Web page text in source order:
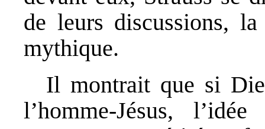
de leurs discussions,
mythique.
Il montrait que si
l’homme-Jésus,